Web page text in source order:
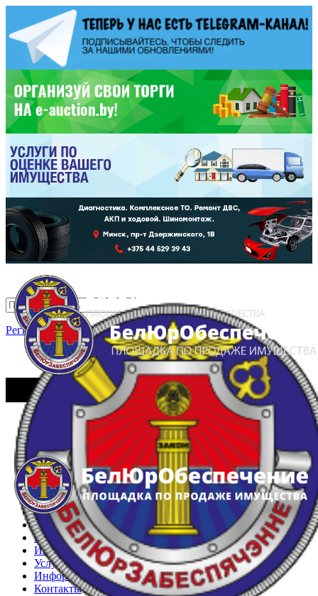
Регистрация Вход
Главная
Арестованное имущество
Реестр несостоявшихся торгов
Реестр переоценок
Частное имущество
Государственное имущество
Интернет-магазин
Интернет-витрина
Услуги
Информация
Контакты